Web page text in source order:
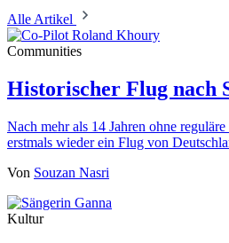
Alle Artikel
Communities
Historischer Flug nach
Nach mehr als 14 Jahren ohne
erstmals wieder ein Flug von
Von Souzan Nasri
Kultur